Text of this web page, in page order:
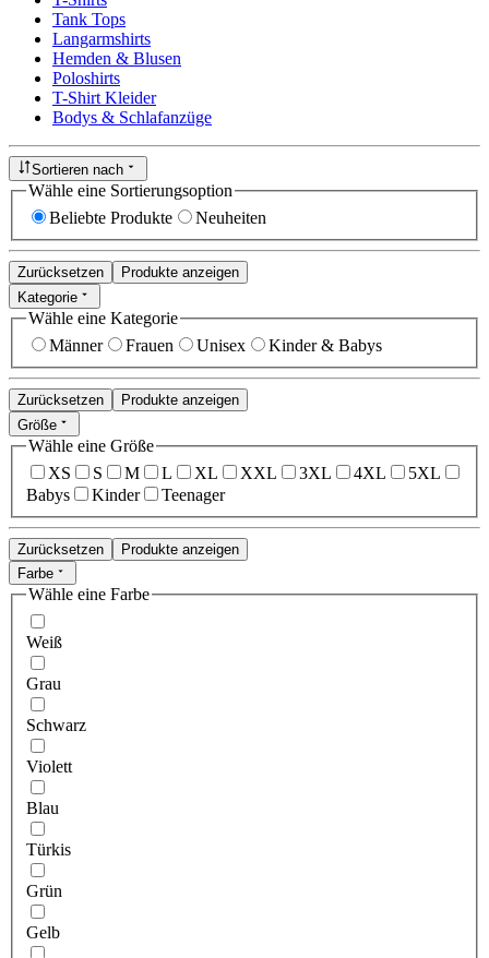
Tank Tops
Langarmshirts
Hemden & Blusen
Poloshirts
T-Shirt Kleider
Bodys & Schlafanzüge
Sortieren nach
Wähle eine Sortierungsoption
Beliebte Produkte
Neuheiten
Zurücksetzen
Produkte anzeigen
Kategorie
Wähle eine Kategorie
Männer
Frauen Unisex Kinder & Babys
Zurücksetzen
Produkte anzeigen
Größe
Wähle eine Größe
XS
S M L XL XXL 3XL 4XL
5XL
Babys
Kinder Teenager
Zurücksetzen
Produkte anzeigen
Farbe
Wähle eine Farbe
Weiß
Grau
Schwarz
Violett
Blau
Türkis
Grün
Gelb